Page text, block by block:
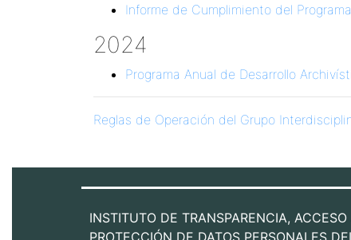
Informe de Cumplimiento del
2024
Programa Anual de Desarrollo
Reglas de Operación del Grupo
INSTITUTO DE TRANSPARENCIA,